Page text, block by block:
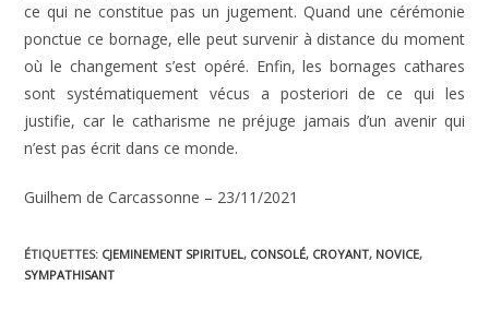
ce qui ne constitue pas un jugement. Quand une cérémonie
ponctue ce bornage, elle peut survenir à distance du moment
où le changement s’est opéré. Enfin, les bornages cathares
sont systématiquement vécus a posteriori de ce qui les
justifie, car le catharisme ne préjuge jamais d’un avenir qui
n’est pas écrit dans ce monde.
Guilhem de Carcassonne – 23/11/2021
ÉTIQUETTES: CJEMINEMENT SPIRITUEL, CONSOLÉ, CROYANT, NOVICE,
SYMPATHISANT